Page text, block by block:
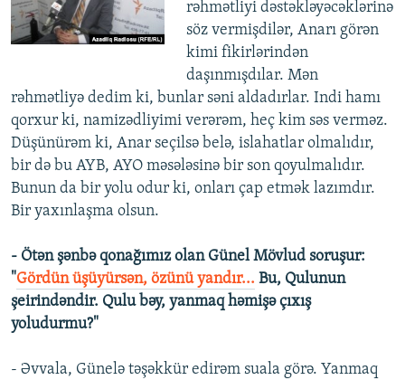
rəhmətliyi dəstəkləyəcəklərinə
söz vermişdilər, Anarı görən
kimi fikirlərindən
daşınmışdılar. Mən
rəhmətliyə dedim ki, bunlar səni aldadırlar. Indi hamı
qorxur ki, namizədliyimi verərəm, heç kim səs verməz.
Düşünürəm ki, Anar seçilsə belə, islahatlar olmalıdır,
bir də bu AYB, AYO məsələsinə bir son qoyulmalıdır.
Bunun da bir yolu odur ki, onları çap etmək lazımdır.
Bir yaxınlaşma olsun.
- Ötən şənbə qonağımız olan Günel Mövlud soruşur:
"Gördün üşüyürsən, özünü yandır... Bu, Qulunun
şeirindəndir. Qulu bəy, yanmaq həmişə çıxış
yoludurmu?"
- Əvvala, Günelə təşəkkür edirəm suala görə. Yanmaq